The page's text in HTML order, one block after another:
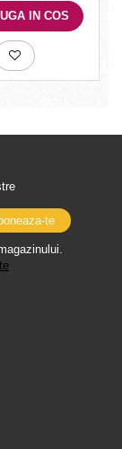
IN COS